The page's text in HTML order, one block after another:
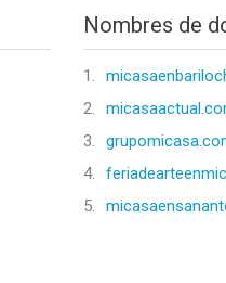
Nombres de
1.
2.
3.
4.
5.